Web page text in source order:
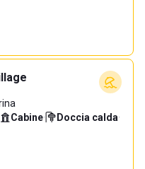
Cabine· Doccia calda·